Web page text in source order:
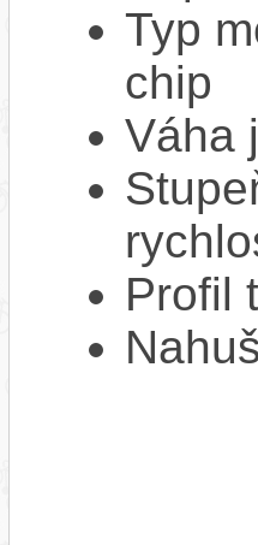
Typ
chip
Váha
Profil